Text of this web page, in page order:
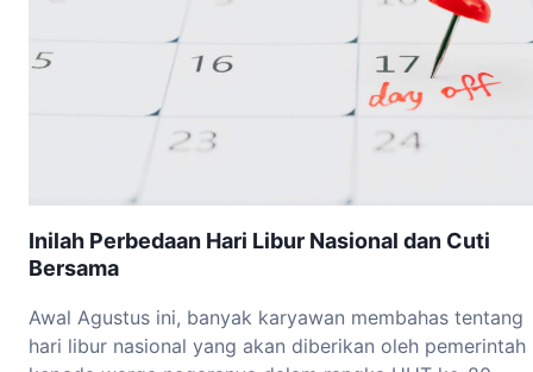
Inilah Perbedaan Hari Libur Nasional dan Cuti
Bersama
Awal Agustus ini, banyak karyawan membahas tentang
hari libur nasional yang akan diberikan oleh pemerintah